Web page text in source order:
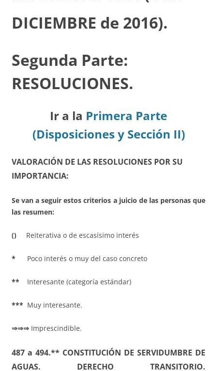
DICIEMBRE de 2016).
Segunda Parte:
RESOLUCIONES.
Ir a la Primera Parte
(Disposiciones y Sección II)
VALORACIÓN DE LAS RESOLUCIONES POR SU
IMPORTANCIA:
Se van a seguir estos criterios a juicio de las personas que
las resumen:
() Reiterativa o de escasísimo interés
* Poco interés o muy del caso concreto
** Interesante (categoría estándar)
*** Muy interesante.
⇒⇒⇒ Imprescindible.
487 a 494.** CONSTITUCIÓN DE SERVIDUMBRE DE
AGUAS. DERECHO TRANSITORIO.